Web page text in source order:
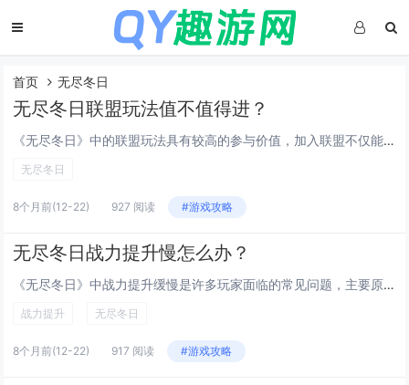
首页 无尽冬日
无尽冬日联盟玩法值不值得进？
《无尽冬日》中的联盟玩法具有较高的参与价值，加入联盟不仅能获得资源加成、加速建设与行军支援，还能参与联盟专属活动和团队战役，提升整体战斗力，联盟成员间可互相援助、共享策略，增强游戏社交体验，对于中后期发展而言，联盟在争夺领地、对抗强敌方面发...
无尽冬日
8个月前(12-22) 927 阅读 #游戏攻略
无尽冬日战力提升慢怎么办？
《无尽冬日》中战力提升缓慢是许多玩家面临的常见问题，主要原因包括资源获取不足、英雄培养优先级不当、装备升级滞后以及技能搭配不合理，为有效提升战力，建议优先集中资源培养主力英雄，确保等级、进阶和装备同步推进；积极参与日常任务与限时活动，最大化...
战力提升 无尽冬日
8个月前(12-22) 917 阅读 #游戏攻略